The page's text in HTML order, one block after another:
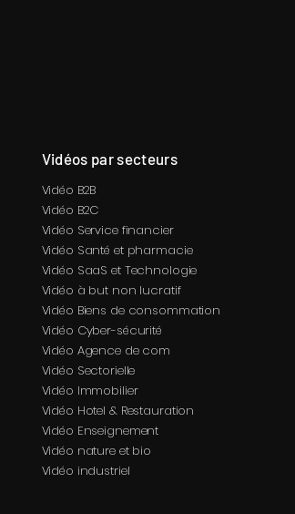
Vidéos par secteurs
Vidéo B2B
Vidéo B2C
Vidéo Service financier
Vidéo Santé et pharmacie
Vidéo SaaS et Technologie
Vidéo à but non lucratif
Vidéo Biens de consommation
Vidéo Cyber-sécurité
Vidéo Agence de com
Vidéo Sectorielle
Vidéo Immobilier
Vidéo Hotel & Restauration
Vidéo Enseignement
Vidéo nature et bio
Vidéo industriel